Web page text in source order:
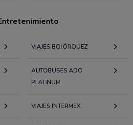
VIAJES BOJÓRQUEZ
AUTOBUSES ADO
PLATINUM
VIAJES INTERMEX